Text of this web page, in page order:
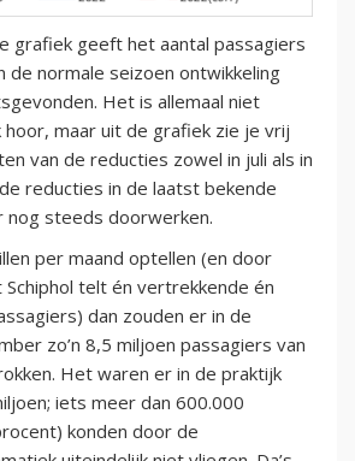
grafiek geeft het aantal passagiers
de normale seizoen ontwikkeling
Het is allemaal niet
maar uit de grafiek zie je vrij
van de reducties zowel in juli als in
reducties in de laatst bekende
nog steeds doorwerken.
per maand optellen (en door
telt én vertrekkende én
dan zouden er in de
zo’n 8,5 miljoen passagiers van
Het waren er in de praktijk
iets meer dan 600.000
konden door de